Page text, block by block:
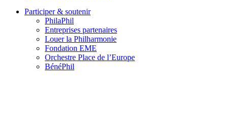
Participer & soutenir
PhilaPhil
Entreprises partenaires
Louer la Philharmonie
Fondation EME
Orchestre Place de l’Europe
BénéPhil